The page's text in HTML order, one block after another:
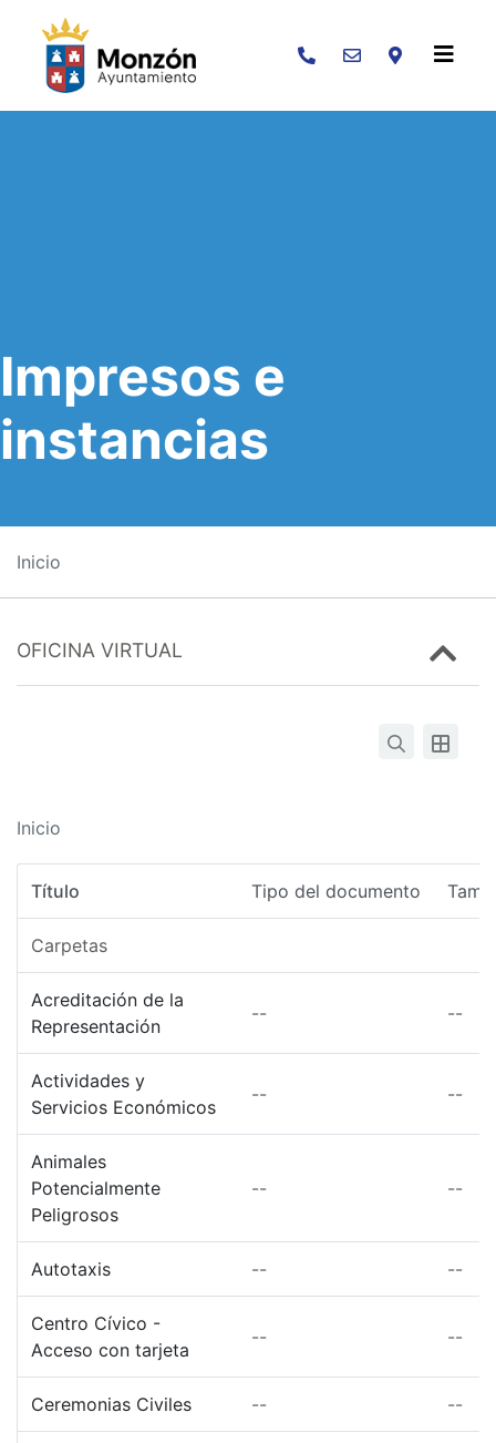
Buscar
Impresos e
instancias
Inicio
OFICINA VIRTUAL
Inicio
Título Tipo del documento
Carpetas
Acreditación de la
Representación
-- --
Actividades y
Servicios Económicos
-- --
Animales
Potencialmente
Peligrosos
-- --
Autotaxis -- --
Centro Cívico -
Acceso con tarjeta
-- --
Ceremonias Civiles -- --